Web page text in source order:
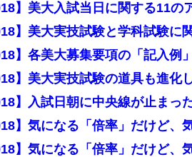
】美大入試当日に関する11の
】美大実技試験と学科試験に
】各美大募集要項の「記入例
】美大実技試験の道具も進化
】入試日朝に中央線が止まっ
】気になる「倍率」だけど、
】気になる「倍率」だけど、